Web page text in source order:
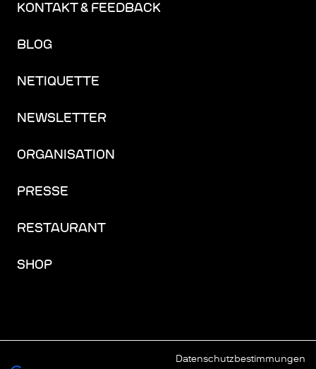
Datenschutzbestimmungen
KONTAKT & FEEDBACK
BLOG
NETIQUETTE
NEWSLETTER
ORGANISATION
PRESSE
RESTAURANT
SHOP
LINKEDINTHREADS